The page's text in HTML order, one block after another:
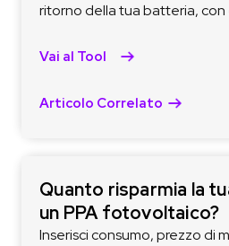
ritorno della tua batteria, con
Vai al Tool
Articolo Correlato
Quanto risparmia la
un PPA fotovoltaico?
Inserisci consumo, prezzo di